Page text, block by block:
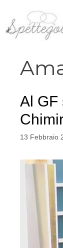
contenuto
Al GF
13 Febbraio